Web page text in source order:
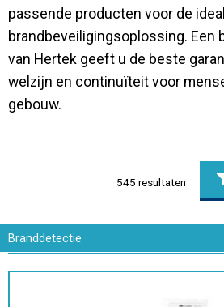
passende producten voor de
brandbeveiligingsoplossing. Een
van Hertek geeft u de beste
welzijn en continuïteit voor
gebouw.
545 resultaten
Branddetectie